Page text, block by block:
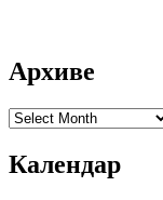
Архиве
Архиве
Календар